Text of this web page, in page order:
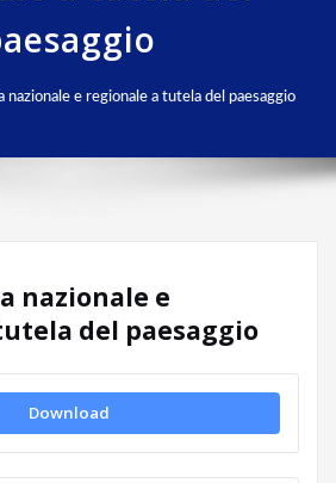
e regionale a tutela del paesaggio
nazionale e
del paesaggio
Download